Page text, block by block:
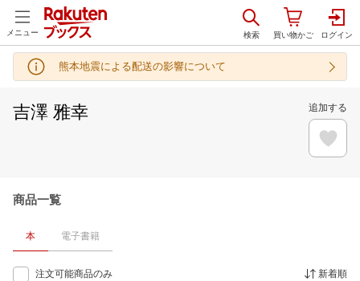
メニュー
熊本地震による配送の影響について
吉澤 雅幸 追加する
商品一覧
本 電子書籍
注文可能商品のみ 新着順